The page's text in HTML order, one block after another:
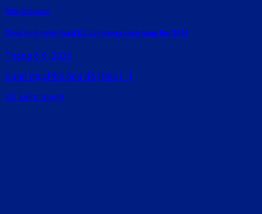
Rate this post
Chụp hình nghệ thuật Đà Lạt phong cách nàng thơ 2026
Tháng 6 9, 2026
Danh mụcPhố ông đồ (Nhà [...]
Đã kiểm duyệt